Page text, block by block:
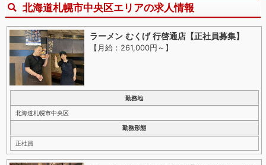
北海道札幌市中央区エリアの求人情報
ラーメン むくげ 行啓通店【正社員募集】
【月給：261,000円～ 】
勤務地
北海道札幌市中央区
勤務形態
正社員